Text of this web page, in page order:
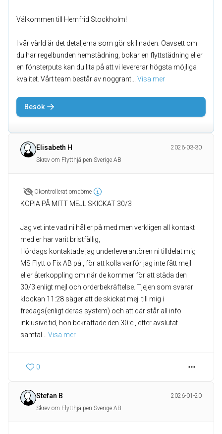
Välkommen till Hemfrid Stockholm!
I vår värld är det detaljerna som gör skillnaden. Oavsett om
du har regelbunden hemstädning, bokar en flyttstädning eller
en fönsterputs kan du lita på att vi levererar högsta möjliga
kvalitet. Vårt team består av noggrant
Visa mer
Besök
Elisabeth H
2026-03-30
Skrev om Flytthjälpen Sverige AB
Okontrollerat omdöme
KOPIA PÅ MITT MEJL SKICKAT 30/3
Jag vet inte vad ni håller på med men verkligen all kontakt
med er har varit bristfällig,
I lördags kontaktade jag underleverantören ni tilldelat mig
MS Flytt o Fix AB på , för att kolla varför jag inte fått mejl
eller återkoppling om när de kommer för att städa den
30/3 enligt mejl och orderbekräftelse. Tjejen som svarar
klockan 11:28 säger att de skickat mejl till mig i
fredags(enligt deras system) och att där står all info
inklusive tid, hon bekräftade den 30:e , efter avslutat
samtal
Visa mer
0
Stefan B
2026-01-20
Skrev om Flytthjälpen Sverige AB